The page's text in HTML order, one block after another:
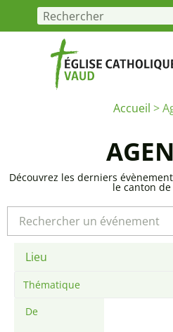
Accueil >
Découvrez les derniers
le canton de
Thématique